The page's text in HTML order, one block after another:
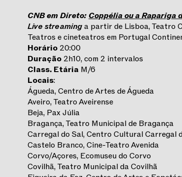
CNB em Direto: Coppélia ou a Rapariga
Live streaminga partir de Lisboa, Teatro
Teatros e cineteatros em Portugal
Horário 20:00
Duração 2h10, com 2 intervalos
Class. Etária M/6
Locais:
Águeda, Centro de Artes de Águeda
Aveiro, Teatro Aveirense
Beja, Pax Júlia
Bragança, Teatro Municipal de Bragança
Carregal do Sal, Centro Cultural Carregal
Castelo Branco, Cine-Teatro Avenida
Corvo/Açores, Ecomuseu do Corvo
Covilhã, Teatro Municipal da Covilhã